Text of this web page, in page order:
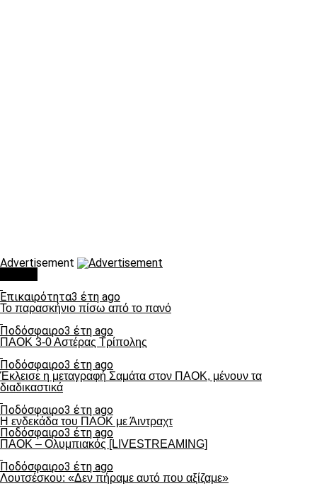
Advertisement
Επικαιρότητα3 έτη ago
Το παρασκήνιο πίσω από το πανό
Ποδόσφαιρο3 έτη ago
ΠΑΟΚ 3-0 Αστέρας Τρίπολης
Ποδόσφαιρο3 έτη ago
Έκλεισε η μεταγραφή Σαμάτα στον ΠΑΟΚ, μένουν τα
διαδικαστικά
Ποδόσφαιρο3 έτη ago
Η ενδεκάδα του ΠΑΟΚ με Άιντραχτ
Ποδόσφαιρο3 έτη ago
ΠΑΟΚ – Ολυμπιακός [LIVESTREAMING]
Ποδόσφαιρο3 έτη ago
Λουτσέσκου: «Δεν πήραμε αυτό που αξίζαμε»